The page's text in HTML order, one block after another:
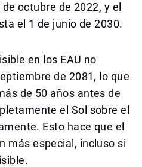
octubre de 2022, y el
el 1 de junio de 2030.
en los EAU no
de 2081, lo que
de 50 años antes de
el Sol sobre el
Esto hace que el
más especial, incluso si